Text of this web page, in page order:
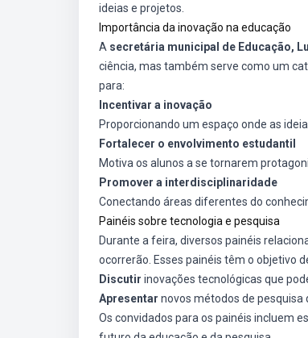
ideias e projetos.
Importância da inovação na educação
A secretária municipal de Educação,
ciência, mas também serve como um
para:
Incentivar a inovação
Proporcionando um espaço onde as
Fortalecer o envolvimento estudantil
Motiva os alunos a se tornarem
Promover a interdisciplinaridade
Conectando áreas diferentes do
Painéis sobre tecnologia e pesquisa
Durante a feira, diversos painéis
ocorrerão. Esses painéis têm o objetivo
Discutir inovações tecnológicas que
Apresentar novos métodos de pesquisa
Os convidados para os painéis incluem